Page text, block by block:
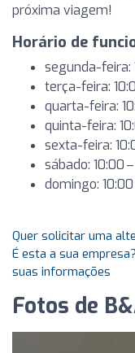
próxima viagem!
Horário de
segunda-feira:
terça-feira:
quarta-feira:
quinta-feira:
sexta-feira:
sábado: 10:00
domingo:
Quer solicitar uma
É esta a sua
suas informações
Fotos de